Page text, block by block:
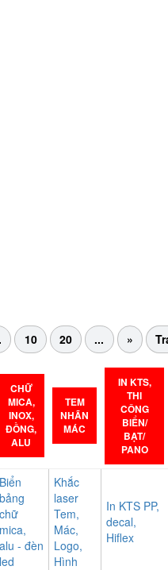
10 20 ... »
CHỮ
MICA,
INOX,
ĐỒNG,
ALU
TEM
NHÃN
MÁC
IN KTS,
THI
CÔNG
BIỂN/
BẠT/
PANO
Biển
bảng
chữ
mica,
alu - đèn
led
Khắc
laser
Tem,
Mác,
Logo,
Hình
In KTS PP,
decal,
Hiflex